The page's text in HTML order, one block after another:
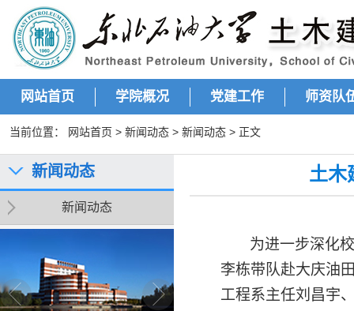
网站首页 学院概况 党建工作 师资队
当前位置： 网站首页 > 新闻动态 > 新闻动态 > 正文
新闻动态
新闻动态
土木
为进一步深化
李栋带队赴大庆油
工程系主任刘昌宇